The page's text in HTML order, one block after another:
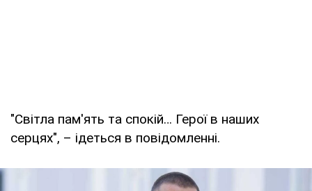
"Світла пам'ять та спокій… Герої в наших
серцях", – ідеться в повідомленні.